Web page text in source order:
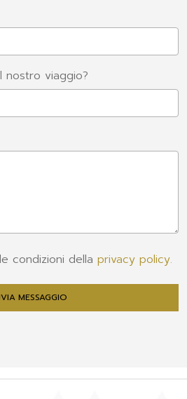
nostro viaggio?
condizioni della privacy policy.
MESSAGGIO